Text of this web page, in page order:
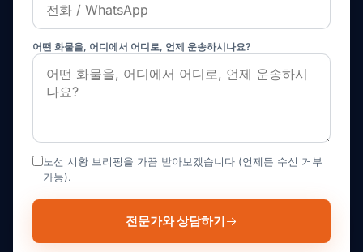
어떤 화물을, 어디에서 어디로, 언제 운송하시나요?
노선 시황 브리핑을 가끔 받아보겠습니다 (언제든 수신 거부
가능).
전문가와 상담하기